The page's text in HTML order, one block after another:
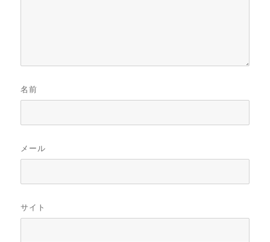
名前
メール
サイト